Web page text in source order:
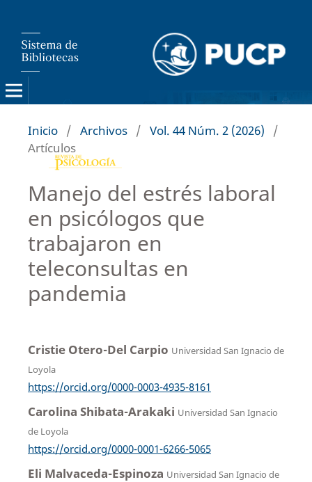
Inicio / Archivos / Vol. 44 Núm. 2 (2026)
/
Artículos
Manejo del estrés laboral
en psicólogos que
trabajaron en
teleconsultas en
pandemia
Cristie Otero-Del Carpio Universidad San Ignacio de
Loyola
https://orcid.org/0000-0003-4935-8161
Carolina Shibata-Arakaki Universidad San Ignacio
de Loyola
https://orcid.org/0000-0001-6266-5065
Eli Malvaceda-Espinoza Universidad San Ignacio de